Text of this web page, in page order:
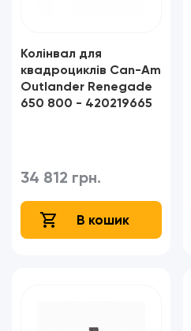
Колінвал для
квадроциклів Can-Am
Outlander Renegade
650 800 - 420219665
34 812 грн.
В кошик